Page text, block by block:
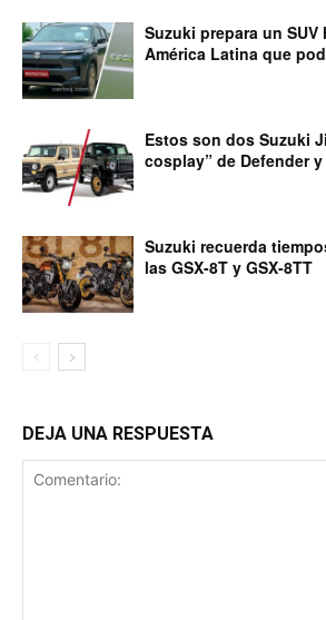
Suzuki prepara un
América Latina que
Estos son dos Suzuki
cosplay” de Defender y
Suzuki recuerda
las GSX-8T y GSX-8TT
DEJA UNA RESPUESTA